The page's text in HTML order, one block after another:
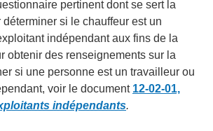
pertinent dont se sert la
si le chauffeur est un
indépendant aux fins de la
obtenir des renseignements sur la
si une personne est un travailleur ou
voir le document 12-02-01,
indépendants.